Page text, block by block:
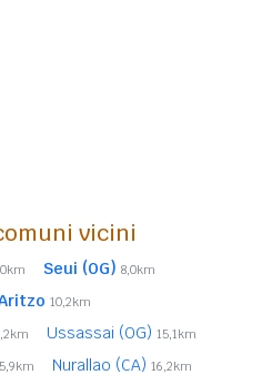
vicini
Seui (OG) 8,0km
10,2km
Ussassai (OG) 15,1km
Nurallao (CA) 16,2km